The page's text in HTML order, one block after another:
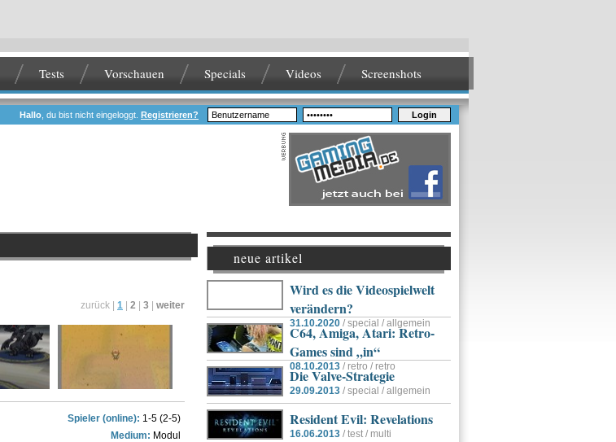
Tests Vorschauen Specials Videos Screenshots
Hallo , du bist nicht eingeloggt. Registrieren? Login
zurück | 1 2 3 weiter
Spieler (online): 1-5 (2-5)
Medium: Modul
neue artikel
Wird es die Videospielwelt
verändern?
31.10.2020 / special / allgemein
C64, Amiga, Atari: Retro-
Games sind „in“
08.10.2013 / retro / retro
Die Valve-Strategie
29.09.2013 / special / allgemein
Resident Evil: Revelations
16.06.2013 / test / multi